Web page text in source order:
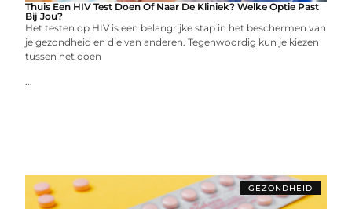
Thuis Een HIV Test Doen Of Naar De Kliniek? Welke Optie Past
Bij Jou?
Het testen op HIV is een belangrijke stap in het beschermen van
je gezondheid en die van anderen. Tegenwoordig kun je kiezen
tussen het doen
...
GEZONDHEID